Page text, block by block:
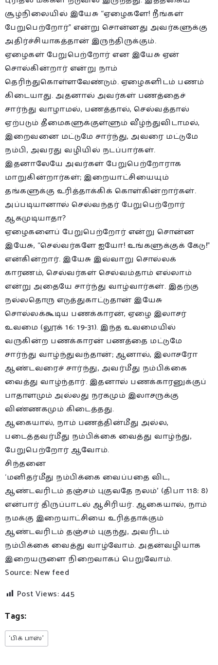
சூழ்நிலையில் இயேசு “ஏழைகளே! நீங்கள்
பேறுபெற்றோர்” என்று சொன்னது அவர்களுக்கு
அதிர்ச்சியாகத்தான் இருந்திருக்கும்.
ஏழைகள் பேறுபெற்றோர் என இயேசு ஏன்
சொல்கின்றார் என்று நாம்
தெரிந்துகொள்ளவேண்டும். ஏழைகளிடம் பணம்
கிடையாது. அதனால் அவர்கள் பணத்தைச்
சார்ந்து வாழாமல், பணத்தால், செல்வத்தால்
ஏற்படும் தீமைகளுக்குள்ளும் வீழ்ந்துவிடாமல்,
இறைவனை மட்டுமே சார்ந்து, அவரை மட்டுமே
நம்பி, அவரது வழியில் நடப்பார்கள்.
இதனாலேயே அவர்கள் பேறுபெற்றோராக
மாறுகின்றார்கள்; இறையாட்சியையும்
தங்களுக்கு உரித்தாக்கிக் கொள்கின்றார்கள்.
அப்படியானால் செல்வந்தர் பேறுபெற்றோர்
ஆகமுடியாதா?
ஏழைகளைப் பேறுபெற்றோர் என்று சொன்ன
இயேசு, “செல்வர்களே ஐயோ! உங்களுக்குக் கேடு!”
என்கின்றார். இயேசு இவ்வாறு சொல்லக்
காரணம், செல்வர்கள் செல்வம்தாம் எல்லாம்
என்று அதையே சார்ந்து வாழ்வார்கள். இதற்கு
நல்லதொரு எடுத்துகாட்டுதான் இயேசு
சொல்லக்கூடிய பணக்காரன், ஏழை இலாசர்
உவமை (லூக் 16: 19-31). இந்த உவமையில்
வருகின்ற பணக்காரன் பணத்தை மட்டுமே
சார்ந்து வாழ்ந்துவந்தான்; ஆனால், இலாசரோ
ஆண்டவரைச் சார்ந்து, அவர்மீது நம்பிக்கை
வைத்து வாழ்ந்தார். இதனால் பணக்காரனுக்குப்
பாதாளமும் அல்லது நரகமும் இலாசருக்கு
விண்ணகமும் கிடைத்தது.
ஆகையால், நாம் பணத்தின்மீது அல்ல,
படைத்தவர்மீது நம்பிக்கை வைத்து வாழ்ந்து,
பேறுபெற்றோர் ஆவோம்.
சிந்தனை
‘மனிதர்மீது நம்பிக்கை வைப்பதை விட,
ஆண்டவரிடம் தஞ்சம் புகுவதே நலம்’ (திபா 118: 8)
என்பார் திருப்பாடல் ஆசிரியர். ஆகையால், நாம்
நமக்கு இறையாட்சியை உரித்தாக்கும்
ஆண்டவரிடம் தஞ்சம் புகுந்து, அவரிடம்
நம்பிக்கை வைத்து வாழ்வோம். அதன்வழியாக
இறையருளை நிறைவாகப் பெறுவோம்.
Source: New feed
Post Views:445
Tags:
‘பிக் பாஸ்’